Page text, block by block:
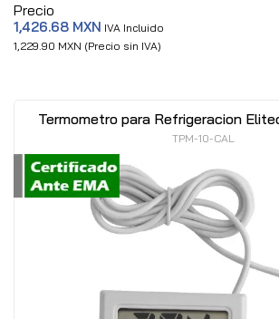
Precio
1,426.68 MXN IVA Incluido
1,229.90 MXN (Precio sin IVA)
Termometro para Refrigeracion
TPM-10-CAL